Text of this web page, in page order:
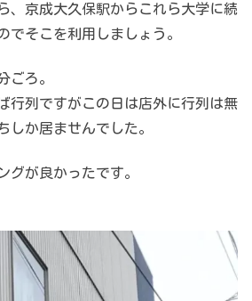
、京成大久保駅からこれら大学に続
でそこを利用しましょう。
ごろ。
行列ですがこの日は店外に行列は無
しか居ませんでした。
グが良かったです。